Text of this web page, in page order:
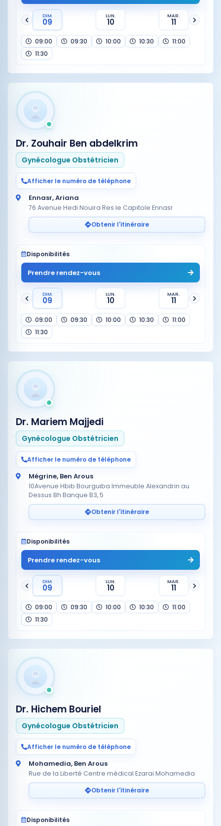
DIM.
09
LUN.
10
MAR.
11
09:00 09:30 10:00 10:30
11:00
11:30
Dr. Zouhair Ben abdelkrim
Gynécologue Obstétricien
Afficher le numéro de téléphone
Ennasr, Ariana
76 Avenue Hedi Nouira Res le Capitole Ennasr
Obtenir l'itinéraire
Disponibilités
Prendre rendez-vous
DIM.
09
LUN.
10
MAR.
11
09:00 09:30 10:00 10:30
11:00
11:30
Dr. Mariem Majjedi
Gynécologue Obstétricien
Afficher le numéro de téléphone
Mégrine, Ben Arous
10Avenue Hbib Bourguiba Immeuble Alexandrin au
Dessus Bh Banque B3, 5
Obtenir l'itinéraire
Disponibilités
Prendre rendez-vous
DIM.
09
LUN.
10
MAR.
11
09:00 09:30 10:00 10:30
11:00
11:30
Dr. Hichem Bouriel
Gynécologue Obstétricien
Afficher le numéro de téléphone
Mohamedia, Ben Arous
Rue de la Liberté Centre médical Ezarai Mohamedia
Obtenir l'itinéraire
Disponibilités